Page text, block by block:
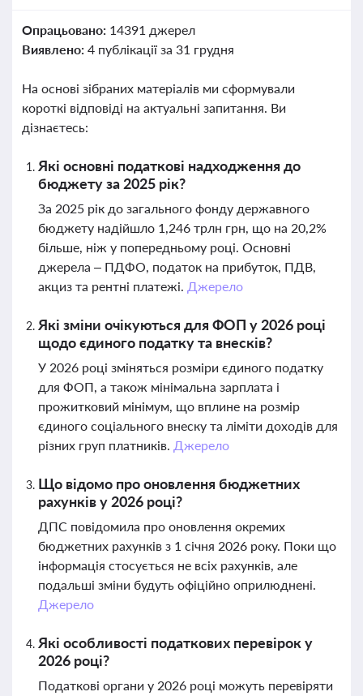
Опрацьовано: 14391 джерел
Виявлено: 4 публікації за 31 грудня
На основі зібраних матеріалів ми сформували
короткі відповіді на актуальні запитання. Ви
дізнаєтесь:
Які основні податкові надходження до
бюджету за 2025 рік?
За 2025 рік до загального фонду державного
бюджету надійшло 1,246 трлн грн, що на 20,2%
більше, ніж у попередньому році. Основні
джерела – ПДФО, податок на прибуток, ПДВ,
акциз та рентні платежі. Джерело
Які зміни очікуються для ФОП у 2026 році
щодо єдиного податку та внесків?
У 2026 році зміняться розміри єдиного податку
для ФОП, а також мінімальна зарплата і
прожитковий мінімум, що вплине на розмір
єдиного соціального внеску та ліміти доходів для
різних груп платників. Джерело
Що відомо про оновлення бюджетних
рахунків у 2026 році?
ДПС повідомила про оновлення окремих
бюджетних рахунків з 1 січня 2026 року. Поки що
інформація стосується не всіх рахунків, але
подальші зміни будуть офіційно оприлюднені.
Джерело
Які особливості податкових перевірок у
2026 році?
Податкові органи у 2026 році можуть перевіряти